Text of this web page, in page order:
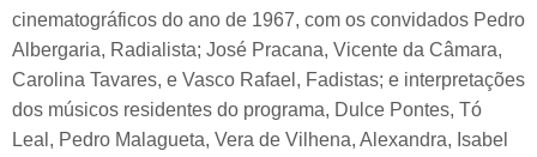
cinematográficos do ano de 1967, com os convidados Pedro
Albergaria, Radialista; José Pracana, Vicente da Câmara,
Carolina Tavares, e Vasco Rafael, Fadistas; e interpretações
dos músicos residentes do programa, Dulce Pontes, Tó
Leal, Pedro Malagueta, Vera de Vilhena, Alexandra, Isabel